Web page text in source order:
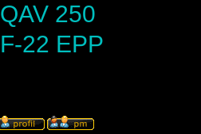
QAV 250
F-22 EPP